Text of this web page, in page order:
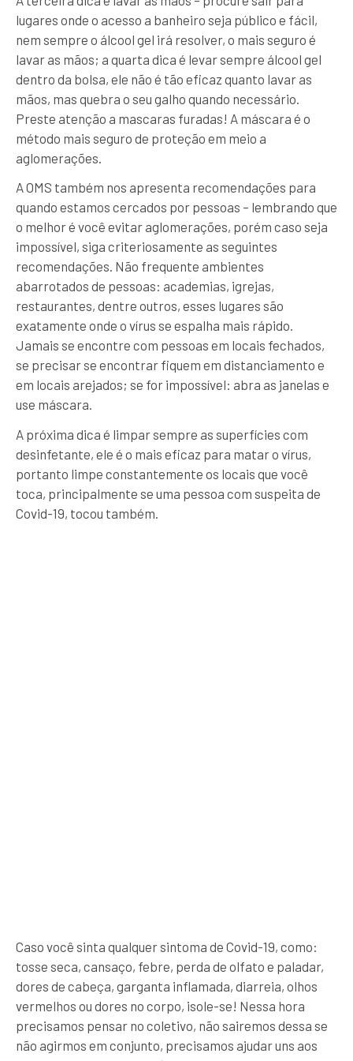
lugares onde o acesso a banheiro seja público e fácil,
nem sempre o álcool gel irá resolver, o mais seguro é
lavar as mãos; a quarta dica é levar sempre álcool gel
dentro da bolsa, ele não é tão eficaz quanto lavar as
mãos, mas quebra o seu galho quando necessário.
Preste atenção a mascaras furadas! A máscara é o
método mais seguro de proteção em meio a
aglomerações.
A OMS também nos apresenta recomendações para
quando estamos cercados por pessoas – lembrando que
o melhor é você evitar aglomerações, porém caso seja
impossível, siga criteriosamente as seguintes
recomendações. Não frequente ambientes
abarrotados de pessoas: academias, igrejas,
restaurantes, dentre outros, esses lugares são
exatamente onde o vírus se espalha mais rápido.
Jamais se encontre com pessoas em locais fechados,
se precisar se encontrar fiquem em distanciamento e
em locais arejados; se for impossível: abra as janelas e
use máscara.
A próxima dica é limpar sempre as superfícies com
desinfetante, ele é o mais eficaz para matar o vírus,
portanto limpe constantemente os locais que você
toca, principalmente se uma pessoa com suspeita de
Covid-19, tocou também.
Caso você sinta qualquer sintoma de Covid-19, como:
tosse seca, cansaço, febre, perda de olfato e paladar,
dores de cabeça, garganta inflamada, diarreia, olhos
vermelhos ou dores no corpo, isole-se! Nessa hora
precisamos pensar no coletivo, não sairemos dessa se
não agirmos em conjunto, precisamos ajudar uns aos